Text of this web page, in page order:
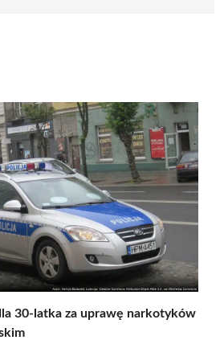
30-latka za uprawę narkotyków